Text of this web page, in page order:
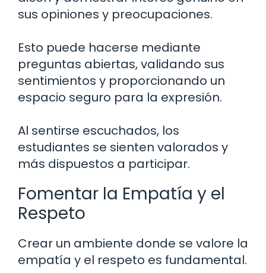
sus opiniones y preocupaciones.
Esto puede hacerse mediante
preguntas abiertas, validando sus
sentimientos y proporcionando un
espacio seguro para la expresión.
Al sentirse escuchados, los
estudiantes se sienten valorados y
más dispuestos a participar.
Fomentar la Empatía y el
Respeto
Crear un ambiente donde se valore la
empatía y el respeto es fundamental.